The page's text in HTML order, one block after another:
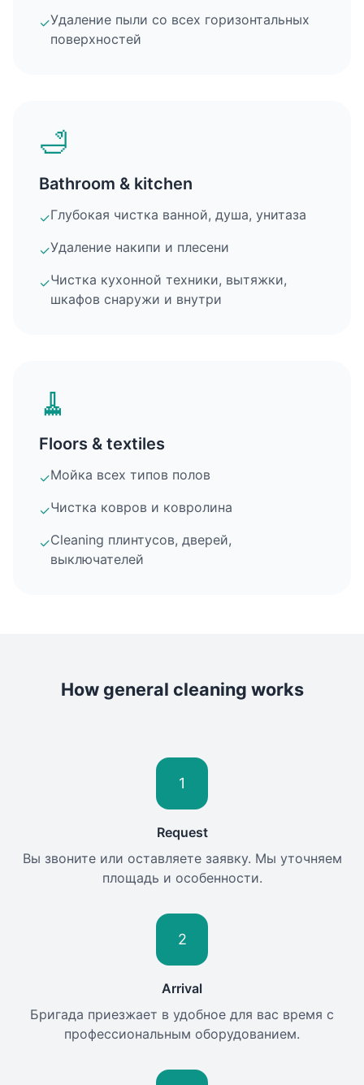
✓Удаление пыли со всех горизонтальных
поверхностей
🛁
Bathroom & kitchen
✓Глубокая чистка ванной, душа, унитаза
✓Удаление накипи и плесени
✓Чистка кухонной техники, вытяжки,
шкафов снаружи и внутри
🧹
Floors & textiles
✓Мойка всех типов полов
✓Чистка ковров и ковролина
✓Cleaning плинтусов, дверей,
выключателей
How general cleaning works
1
Request
Вы звоните или оставляете заявку. Мы уточняем
площадь и особенности.
2
Arrival
Бригада приезжает в удобное для вас время с
профессиональным оборудованием.